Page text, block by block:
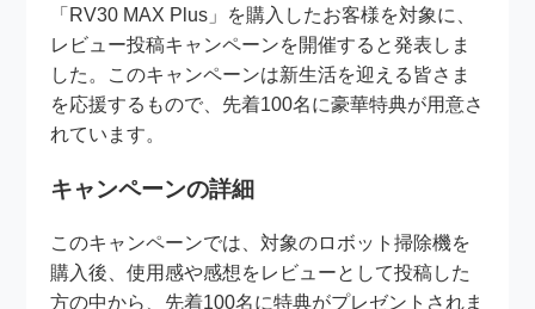
「RV30 MAX Plus」を購入したお客様を対象に、
レビュー投稿キャンペーンを開催すると発表しま
した。このキャンペーンは新生活を迎える皆さま
を応援するもので、先着100名に豪華特典が用意さ
れています。
キャンペーンの詳細
このキャンペーンでは、対象のロボット掃除機を
購入後、使用感や感想をレビューとして投稿した
方の中から、先着100名に特典がプレゼントされま